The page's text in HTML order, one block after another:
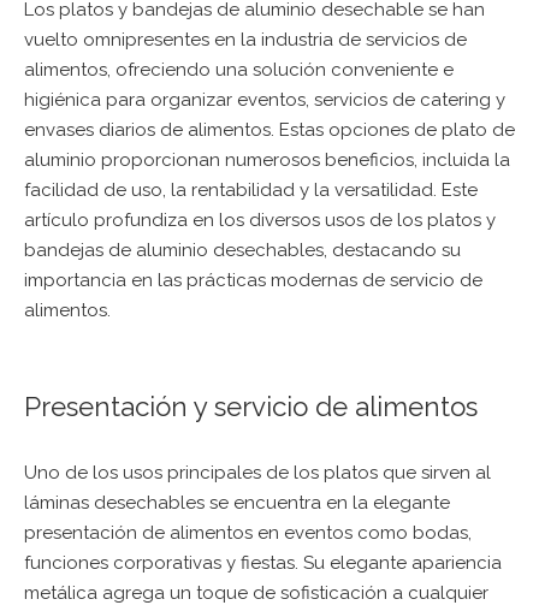
Los platos y bandejas de aluminio desechable se han
vuelto omnipresentes en la industria de servicios de
alimentos, ofreciendo una solución conveniente e
higiénica para organizar eventos, servicios de catering y
envases diarios de alimentos. Estas opciones de plato de
aluminio proporcionan numerosos beneficios, incluida la
facilidad de uso, la rentabilidad y la versatilidad. Este
artículo profundiza en los diversos usos de los platos y
bandejas de aluminio desechables, destacando su
importancia en las prácticas modernas de servicio de
alimentos.
Presentación y servicio de alimentos
Uno de los usos principales de los platos que sirven al
láminas desechables se encuentra en la elegante
presentación de alimentos en eventos como bodas,
funciones corporativas y fiestas. Su elegante apariencia
metálica agrega un toque de sofisticación a cualquier